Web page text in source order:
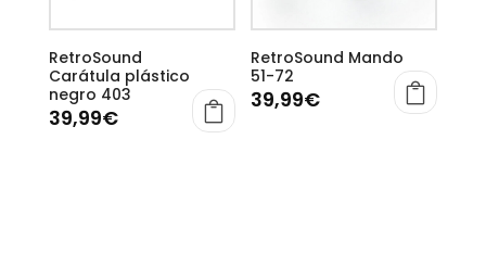
RetroSound
Carátula plástico
negro 403
39,99€
RetroSound Mando
51-72
39,99€